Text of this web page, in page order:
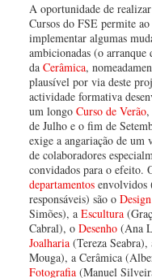
A oportunidade de
Cursos do FSE permite
implementar algumas
ambicionadas (o arranque
da Cerâmica,
plausível por via deste
actividade formativa
um longo Curso de Verão
de Julho e o fim de
exige a angariação de um
de colaboradores
convidados para o efeito.
departamentos envolvidos
responsáveis) são o
Simões), a Escultura
Cabral), o Desenho (Ana
Joalharia (Tereza
Mouga), a Cerâmica
Fotografia (Manuel